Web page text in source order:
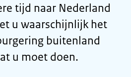
tijd naar Nederland
u waarschijnlijk het
buitenland
u moet doen.